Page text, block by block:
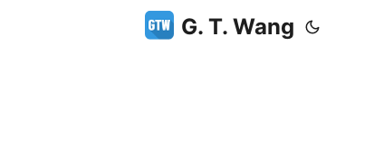
G. T. Wang